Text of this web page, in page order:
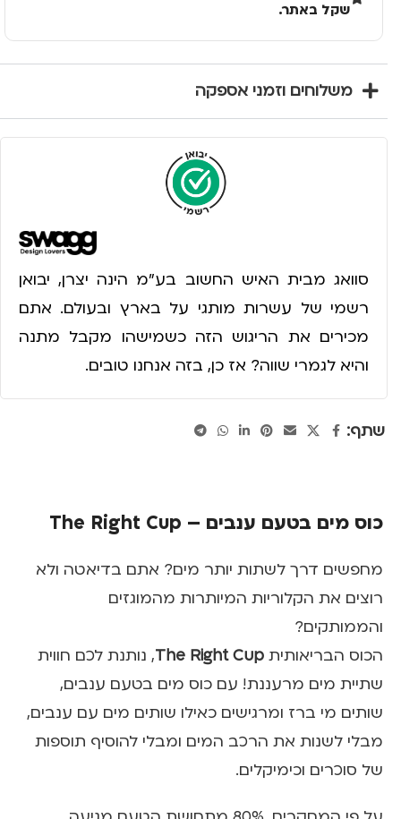
שקל באתר.
משלוחים וזמני אספקה
סוואג מבית האיש החשוב בע״מ הינה יצרן, יבואן
רשמי של עשרות מותגי על בארץ ובעולם. אתם
מכירים את הריגוש הזה כשמישהו מקבל מתנה
והיא לגמרי שווה? אז כן, בזה אנחנו טובים.
שתף:
כוס מים בטעם ענבים – The Right Cup
מחפשים דרך לשתות יותר מים? אתם בדיאטה ולא
רוצים את הקלוריות המיותרות מהמוגזים
והממותקים?
הכוס הבריאותית The Right Cup, נותנת לכם חווית
שתיית מים מרעננת! עם כוס מים בטעם ענבים,
שותים מי ברז ומרגישים כאילו שותים מים עם ענבים,
מבלי לשנות את הרכב המים ומבלי להוסיף תוספות
של סוכרים וכימיקלים.